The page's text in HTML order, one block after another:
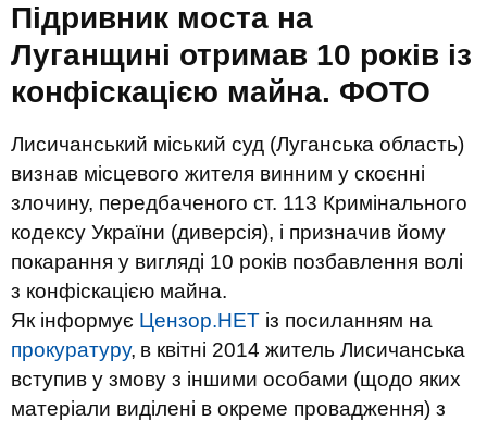
Підривник моста на
Луганщині отримав 10 років із
конфіскацією майна. ФОТО
Лисичанський міський суд (Луганська область)
визнав місцевого жителя винним у скоєнні
злочину, передбаченого ст. 113 Кримінального
кодексу України (диверсія), і призначив йому
покарання у вигляді 10 років позбавлення волі
з конфіскацією майна.
Як інформує Цензор.НЕТ із посиланням на
прокуратуру, в квітні 2014 житель Лисичанська
вступив у змову з іншими особами (щодо яких
матеріали виділені в окреме провадження) з